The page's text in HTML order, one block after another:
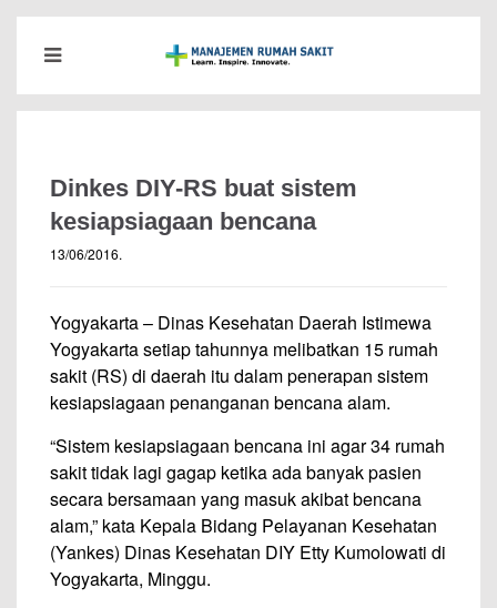
Dinkes DIY-RS buat sistem
kesiapsiagaan bencana
13/06/2016.
Yogyakarta – Dinas Kesehatan Daerah Istimewa
Yogyakarta setiap tahunnya melibatkan 15 rumah
sakit (RS) di daerah itu dalam penerapan sistem
kesiapsiagaan penanganan bencana alam.
“Sistem kesiapsiagaan bencana ini agar 34 rumah
sakit tidak lagi gagap ketika ada banyak pasien
secara bersamaan yang masuk akibat bencana
alam,” kata Kepala Bidang Pelayanan Kesehatan
(Yankes) Dinas Kesehatan DIY Etty Kumolowati di
Yogyakarta, Minggu.